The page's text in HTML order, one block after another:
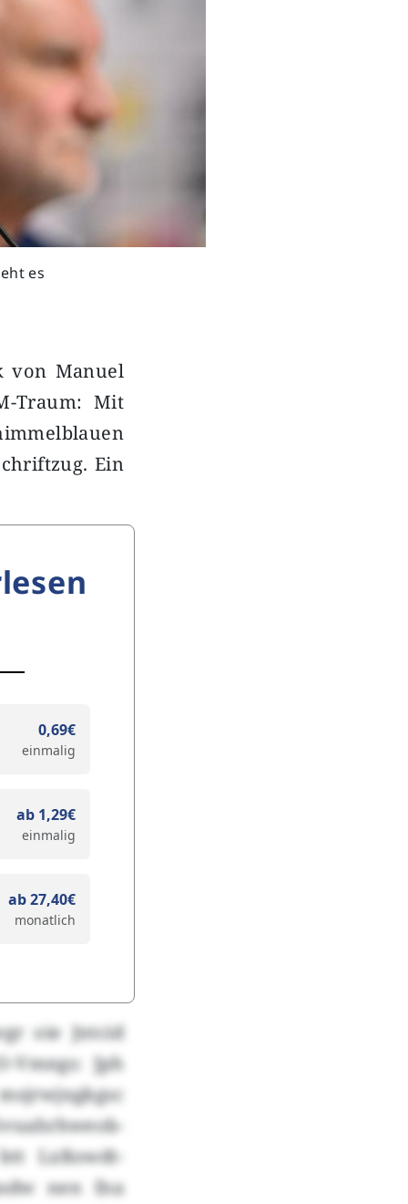
es
von Manuel
Traum: Mit
Ein
0,69€
einmalig
ab 1,29€
einmalig
ab 27,40€
monatlich
oie Jntcid
Jph
Lxßowdt-
nen fna